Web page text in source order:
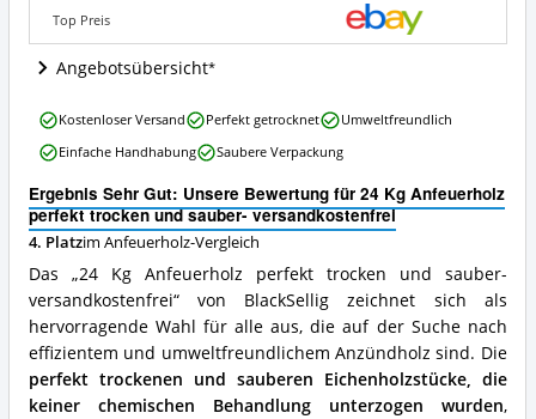
versandkostenfrei
Angebote:
Wo
dieses
Anfeuerholz
erhältlich?
Top Preis
Angebotsübersicht
Ergebnis Sehr Gut: Unsere Bewertung für 24 Kg Anfeuerholz
perfekt trocken und sauber- versandkostenfrei
4. Platzim Anfeuerholz-Vergleich
Das „24 Kg Anfeuerholz perfekt trocken und sauber-
versandkostenfrei“ von BlackSellig zeichnet sich als
hervorragende Wahl für alle aus, die auf der Suche nach
effizientem und umweltfreundlichem Anzündholz sind. Die
perfekt trockenen und sauberen Eichenholzstücke, die
keiner chemischen Behandlung unterzogen wurden,
24
Kg
Anfeuerholz
trocken
und
sauber-
versandkostenfrei
Vorteile:
Was
spricht
für
dieses
Anfeuerholz?
Kostenloser Versand Perfekt getrocknet
Umweltfreundlich
Einfache Handhabung
Saubere Verpackung